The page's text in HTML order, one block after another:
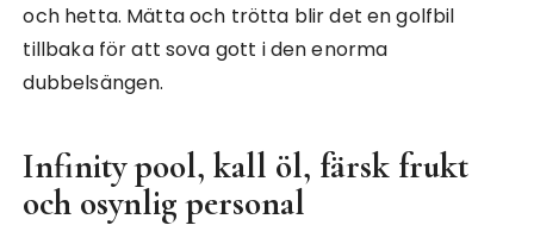
och hetta. Mätta och trötta blir det en golfbil
tillbaka för att sova gott i den enorma
dubbelsängen.
Infinity pool, kall öl, färsk frukt
och osynlig personal